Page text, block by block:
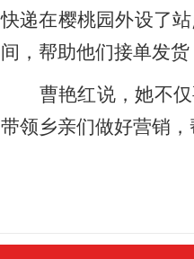
快递在樱桃园外设了
间，帮助他们接单发货
曹艳红说，她不
带领乡亲们做好营销，